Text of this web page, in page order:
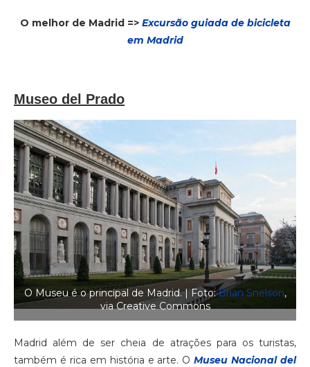
O melhor de Madrid => Excursão guiada de bicicleta
em Madrid
Museo del Prado
O Museu é o principal de Madrid. | Foto:Brian Snelson,
via Creative Commons
Madrid além de ser cheia de atrações para os turistas,
também é rica em história e arte. O Museu Nacional del